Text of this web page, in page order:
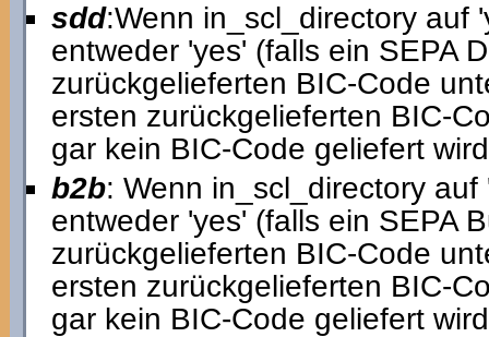
sdd:Wenn in_scl_directory auf
entweder 'yes' (falls ein SEPA
zurückgelieferten BIC-Code
ersten zurückgelieferten BIC-
gar kein BIC-Code geliefert
b2b: Wenn in_scl_directory
entweder 'yes' (falls ein SEPA
zurückgelieferten BIC-Code
ersten zurückgelieferten BIC-
gar kein BIC-Code geliefert